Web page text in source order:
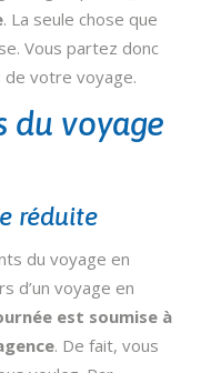
. La seule chose que
Vous partez donc
de votre voyage.
du voyage
réduite
du voyage en
d’un voyage en
est soumise à
. De fait, vous